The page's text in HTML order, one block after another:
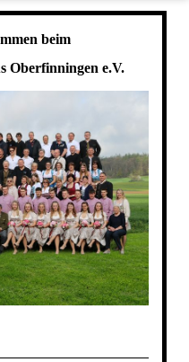
beim
Oberfinningen e.V.